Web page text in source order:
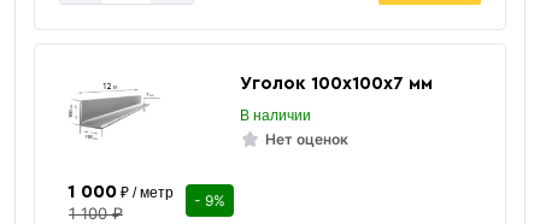
Уголок 100х100х7 мм
В наличии
Нет оценок
1 000₽ / метр
1 100 ₽
- 9%